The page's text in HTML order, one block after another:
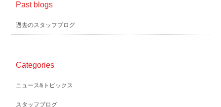
Past blogs
過去のスタッフブログ
Categories
ニュース&トピックス
スタッフブログ